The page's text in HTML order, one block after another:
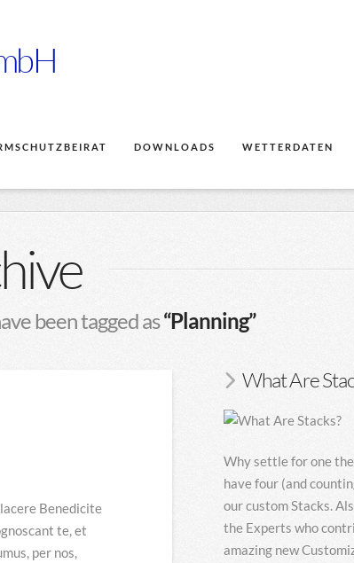
DOWNLOADS WETTERDATEN
been tagged as“Planning”
Benedicite
te, et
per nos,
What Are
Why settle for one
have four (and
our custom Stacks.
the Experts who
amazing new